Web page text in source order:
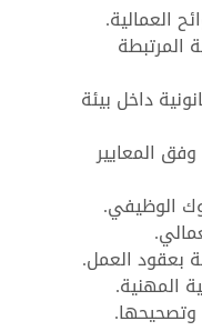
العمالية.
المرتبطة
داخل بيئة
المعايير
الوظيفي.
بعقود العمل.
المهنية.
وتصحيحها.